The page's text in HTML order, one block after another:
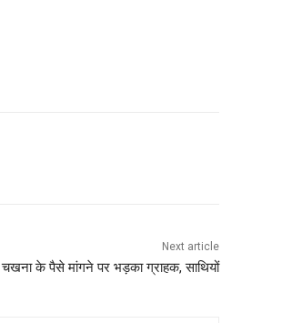
Next article
चखना के पैसे मांगने पर भड़का ग्राहक, साथियों